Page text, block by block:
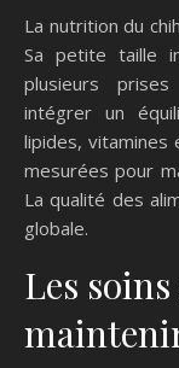
La nutrition du
Sa petite taille
plusieurs
intégrer un
lipides,
mesurées pour
La qualité des
globale.
Les